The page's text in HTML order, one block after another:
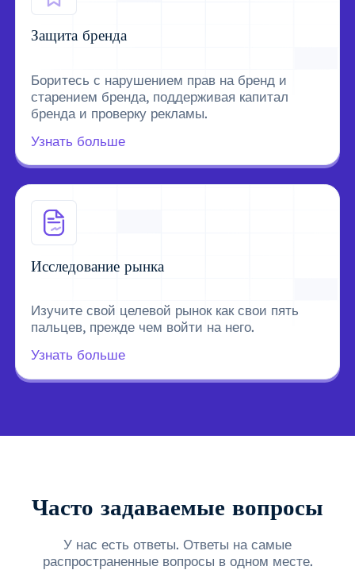
Защита бренда
Боритесь с нарушением прав на бренд и
старением бренда, поддерживая капитал
бренда и проверку рекламы.
Узнать больше
Исследование рынка
Изучите свой целевой рынок как свои пять
пальцев, прежде чем войти на него.
Узнать больше
Часто задаваемые вопросы
У нас есть ответы. Ответы на самые
распространенные вопросы в одном месте.